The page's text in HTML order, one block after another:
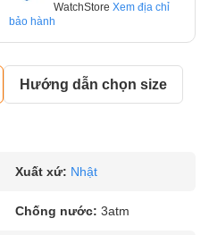
WatchStore Xem địa chỉ
bảo hành
Hướng dẫn chọn size
Xuất xứ: Nhật
Chống nước: 3atm